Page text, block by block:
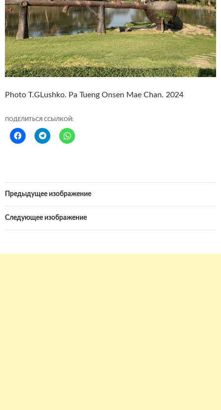
Photo T.GLushko. Pa Tueng Onsen Mae Chan. 2024
ПОДЕЛИТЬСЯ ССЫЛКОЙ:
Предыдущее изображение
Следующее изображение